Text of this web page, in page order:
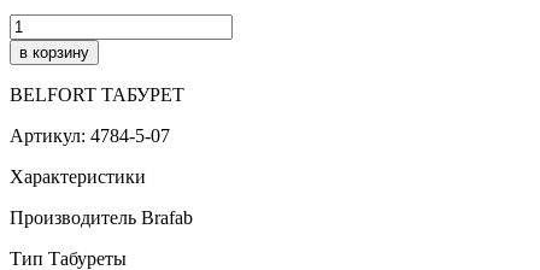
в корзину
BELFORT ТАБУРЕТ
Артикул: 4784-5-07
Характеристики
Производитель Brafab
Тип Табуреты